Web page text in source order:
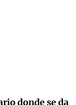
donde se da